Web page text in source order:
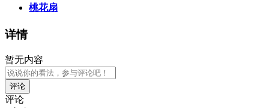
桃花扇
详情
暂无内容
评论
评论